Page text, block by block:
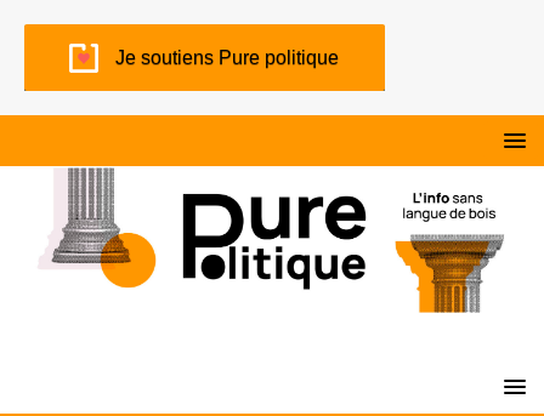
Je soutiens Pure politique